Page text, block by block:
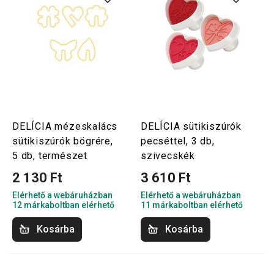
DELÍCIA mézeskalács
sütikiszúrók bögrére,
5 db, természet
2 130 Ft
Elérhető a webáruházban
12 márkaboltban elérhető
Kosárba
DELÍCIA sütikiszúrók
pecséttel, 3 db,
szivecskék
3 610 Ft
Elérhető a webáruházban
11 márkaboltban elérhető
Kosárba